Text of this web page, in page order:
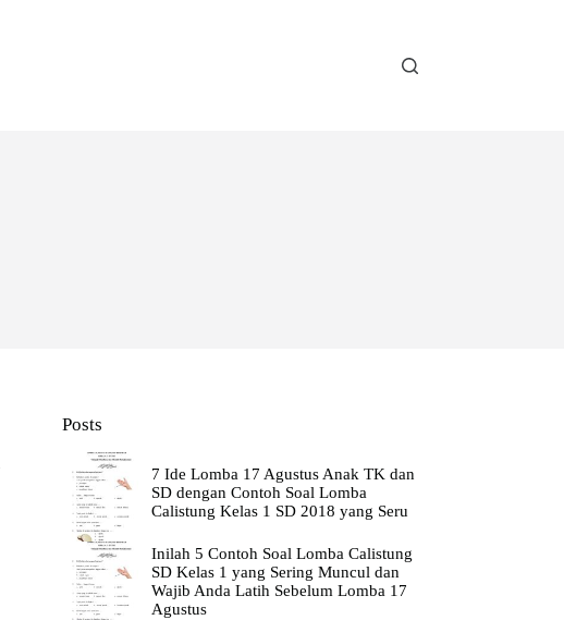
Posts
7 Ide Lomba 17 Agustus Anak TK dan
SD dengan Contoh Soal Lomba
Calistung Kelas 1 SD 2018 yang Seru
Inilah 5 Contoh Soal Lomba Calistung
SD Kelas 1 yang Sering Muncul dan
Wajib Anda Latih Sebelum Lomba 17
Agustus